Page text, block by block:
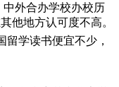
中外合办学校办校历
他地方认可度不高。
留学读书便宜不少，